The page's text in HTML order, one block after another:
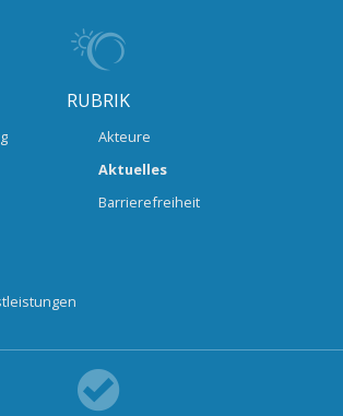
RUBRIK
Akteure
Aktuelles
Barrierefreiheit